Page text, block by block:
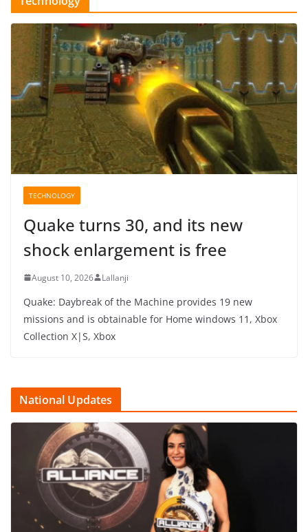
TECHNOLOGY
Quake turns 30, and its new
shock enlargement is free
August 10, 2026 Lallanji
Quake: Daybreak of the Machine provides 19 new
missions and is obtainable for Home windows 11, Xbox
Collection X|S, Xbox
National Updates